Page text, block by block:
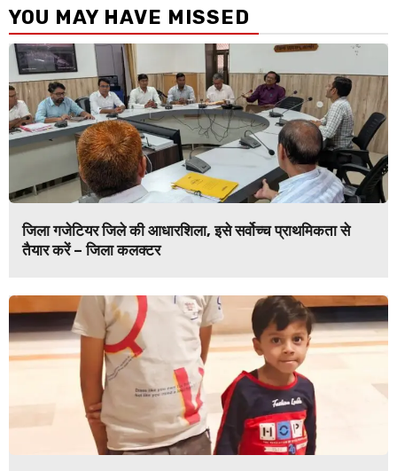
YOU MAY HAVE MISSED
जिला गजेटियर जिले की आधारशिला, इसे सर्वोच्च प्राथमिकता से
तैयार करें – जिला कलक्टर